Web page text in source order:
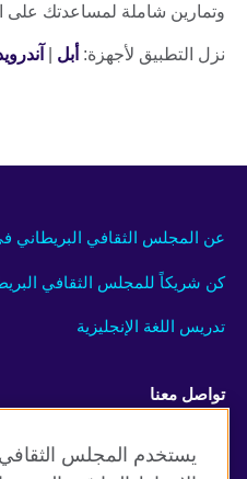
وتمارين شاملة لمساعدتك على
نزل التطبيق لأجهزة: أبل
عن المجلس الثقافي البريطاني
كن شريكاً للمجلس الثقافي
تدريس اللغة الإنجليزية
تواصل معنا
RSS
يستخدم المجلس